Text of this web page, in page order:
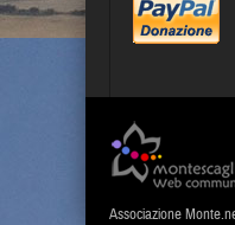
Associazione